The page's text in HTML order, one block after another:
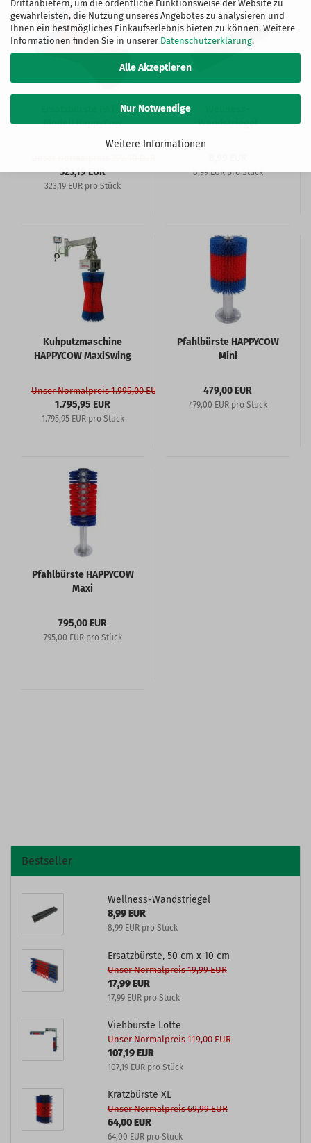
Drittanbietern, um die ordentliche Funktionsweise der Website zu
gewährleisten, die Nutzung unseres Angebotes zu analysieren und
Ihnen ein bestmögliches Einkaufserlebnis bieten zu können. Weitere
Informationen finden Sie in unserer Datenschutzerklärung.
Alle Akzeptieren
Nur Notwendige
Weitere Informationen
Ersatzbürste PA für
Modell HappyCow
323,19 EUR
323,19 EUR pro Stück
Wandstriegel
8,99 EUR pro Stück
Kuhputzmaschine
HAPPYCOW MaxiSwing
Unser Normalpreis 1.995,00 EUR
1.795,95 EUR
1.795,95 EUR pro Stück
Pfahlbürste HAPPYCOW
Mini
479,00 EUR
479,00 EUR pro Stück
Pfahlbürste HAPPYCOW
Maxi
795,00 EUR
795,00 EUR pro Stück
Bestseller
Wellness-Wandstriegel
8,99 EUR
8,99 EUR pro Stück
Ersatzbürste, 50 cm x 10 cm
Unser Normalpreis 19,99 EUR
17,99 EUR
17,99 EUR pro Stück
Viehbürste Lotte
Unser Normalpreis 119,00 EUR
107,19 EUR
107,19 EUR pro Stück
Kratzbürste XL
Unser Normalpreis 69,99 EUR
64,00 EUR
64,00 EUR pro Stück